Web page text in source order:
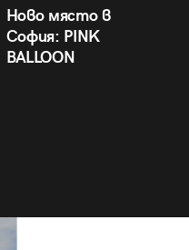
Ново място в
София: PINK
BALLOON